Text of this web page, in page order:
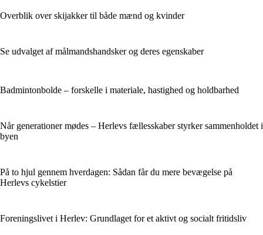
Overblik over skijakker til både mænd og kvinder
Se udvalget af målmandshandsker og deres egenskaber
Badmintonbolde – forskelle i materiale, hastighed og holdbarhed
Når generationer mødes – Herlevs fællesskaber styrker sammenholdet i
byen
På to hjul gennem hverdagen: Sådan får du mere bevægelse på
Herlevs cykelstier
Foreningslivet i Herlev: Grundlaget for et aktivt og socialt fritidsliv